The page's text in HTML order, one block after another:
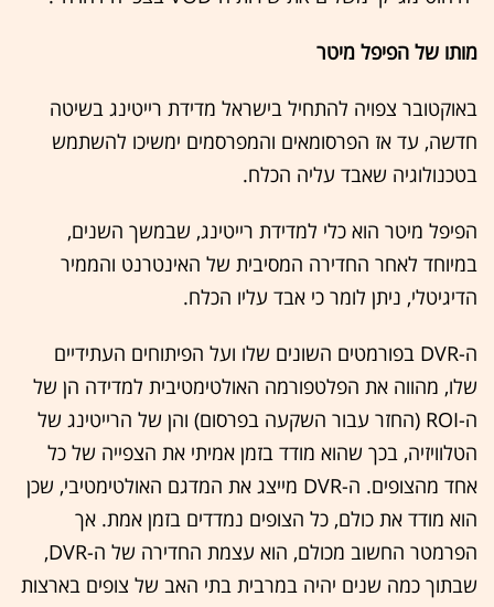
מותו של הפיפל מיטר
באוקטובר צפויה להתחיל בישראל מדידת רייטינג בשיטה
חדשה, עד אז הפרסומאים והמפרסמים ימשיכו להשתמש
בטכנולוגיה שאבד עליה הכלח.
הפיפל מיטר הוא כלי למדידת רייטינג, שבמשך השנים,
במיוחד לאחר החדירה המסיבית של האינטרנט והממיר
הדיגיטלי, ניתן לומר כי אבד עליו הכלח.
ה-DVR בפורמטים השונים שלו ועל הפיתוחים העתידיים
שלו, מהווה את הפלטפורמה האולטימטיבית למדידה הן של
ה-ROI (החזר עבור השקעה בפרסום) והן של הרייטינג של
הטלוויזיה, בכך שהוא מודד בזמן אמיתי את הצפייה של כל
אחד מהצופים. ה-DVR מייצג את המדגם האולטימטיבי, שכן
הוא מודד את כולם, כל הצופים נמדדים בזמן אמת. אך
הפרמטר החשוב מכולם, הוא עצמת החדירה של ה-DVR,
שבתוך כמה שנים יהיה במרבית בתי האב של צופים בארצות